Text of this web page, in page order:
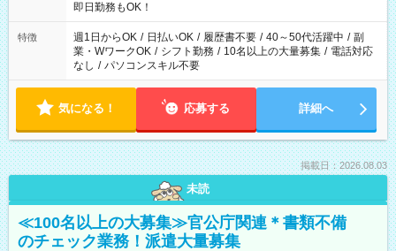
即日勤務もOK！
特徴 週1日からOK / 日払いOK / 履歴書不要 / 40～50代活躍中 / 副
業・WワークOK / シフト勤務 / 10名以上の大量募集 / 電話対応
なし / パソコンスキル不要
気になる！ 応募する 詳細へ
掲載日：2026.08.03
未読
≪100名以上の大募集≫官公庁関連＊書類不備
のチェック業務！派遣大量募集